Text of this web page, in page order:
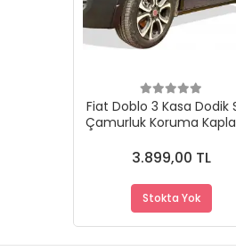
Fiat Doblo 3 Kasa Dodik
Çamurluk Koruma
3.899,00 TL
Stokta Yok